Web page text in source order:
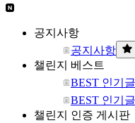
공지사항
공지사항
챌린지 베스트
BEST 인기
BEST 인기
챌린지 인증 게시판